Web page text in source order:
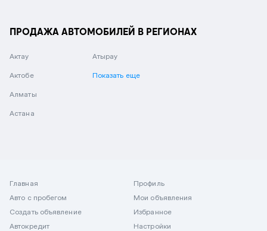
ПРОДАЖА АВТОМОБИЛЕЙ В РЕГИОНАХ
Актау
Актобе
Алматы
Астана
Атырау
Показать еще
Главная
Авто с пробегом
Создать объявление
Автокредит
Профиль
Мои объявления
Избранное
Настройки